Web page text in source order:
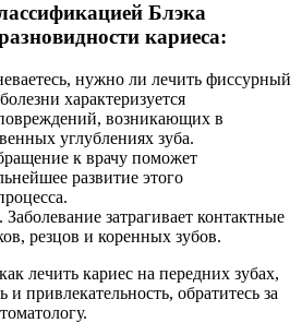
Блэка
кариеса:
нужно ли лечить фиссурный
характеризуется
возникающих в
углублениях зуба.
к врачу поможет
развитие этого
затрагивает контактные
резцов и коренных зубов.
лечить кариес на передних зубах,
и привлекательность, обратитесь за